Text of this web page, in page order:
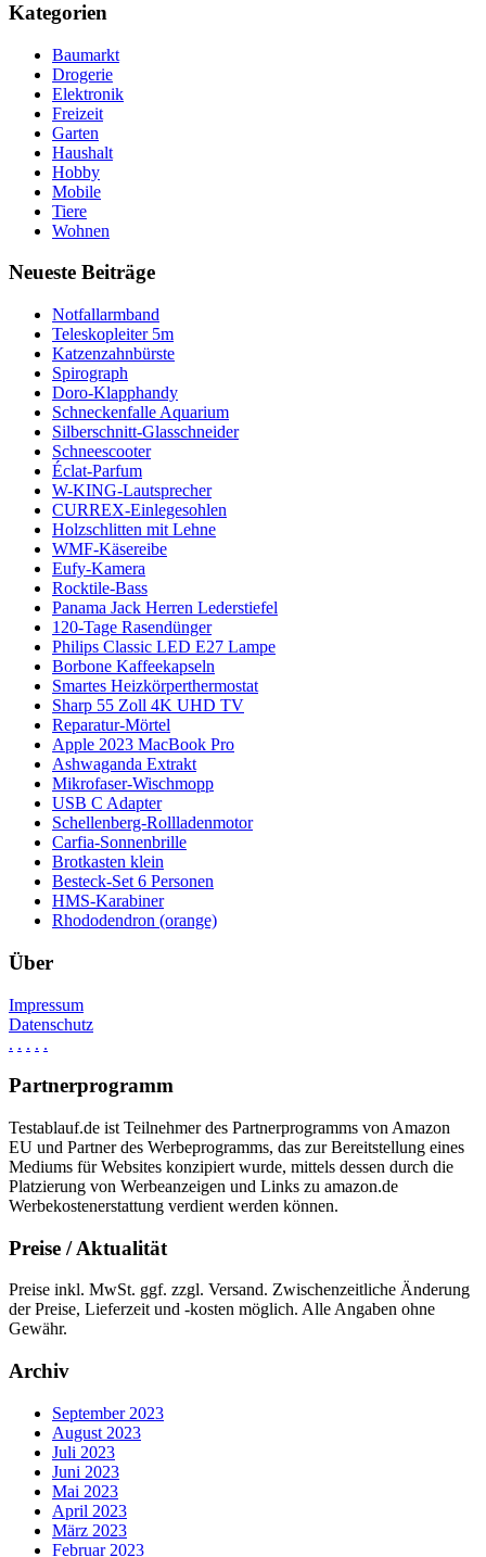
Kategorien
Baumarkt
Drogerie
Elektronik
Freizeit
Garten
Haushalt
Hobby
Mobile
Tiere
Wohnen
Neueste Beiträge
Notfallarmband
Teleskopleiter 5m
Katzenzahnbürste
Spirograph
Doro-Klapphandy
Schneckenfalle Aquarium
Silberschnitt-Glasschneider
Schneescooter
Éclat-Parfum
W-KING-Lautsprecher
CURREX-Einlegesohlen
Holzschlitten mit Lehne
WMF-Käsereibe
Eufy-Kamera
Rocktile-Bass
Panama Jack Herren Lederstiefel
120-Tage Rasendünger
Philips Classic LED E27 Lampe
Borbone Kaffeekapseln
Smartes Heizkörperthermostat
Sharp 55 Zoll 4K UHD TV
Reparatur-Mörtel
Apple 2023 MacBook Pro
Ashwaganda Extrakt
Mikrofaser-Wischmopp
USB C Adapter
Schellenberg-Rollladenmotor
Carfia-Sonnenbrille
Brotkasten klein
Besteck-Set 6 Personen
HMS-Karabiner
Rhododendron (orange)
Über
Impressum
Datenschutz
. . . . .
Partnerprogramm
Testablauf.de ist Teilnehmer des Partnerprogramms von Amazon
EU und Partner des Werbeprogramms, das zur Bereitstellung eines
Mediums für Websites konzipiert wurde, mittels dessen durch die
Platzierung von Werbeanzeigen und Links zu amazon.de
Werbekostenerstattung verdient werden können.
Preise / Aktualität
Preise inkl. MwSt. ggf. zzgl. Versand. Zwischenzeitliche Änderung
der Preise, Lieferzeit und -kosten möglich. Alle Angaben ohne
Gewähr.
Archiv
September 2023
August 2023
Juli 2023
Juni 2023
Mai 2023
April 2023
März 2023
Februar 2023